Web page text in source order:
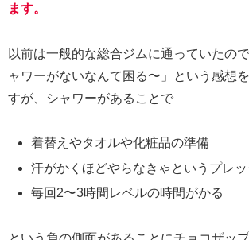
ます。
以前は一般的な総合ジムに通っていたの
ャワーがないなんて困る〜」という感想
すが、シャワーがあることで
着替えやタオルや化粧品の準備
汗がかくほどやらなきゃというプレ
毎回2〜3時間レベルの時間がかる